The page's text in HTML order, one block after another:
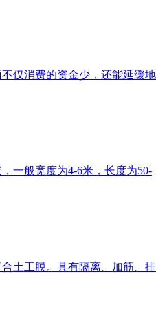
仅消费的资金少，还能延缓地
一般宽度为4-6米，长度为50-
土工膜。具有隔离、加筋、排